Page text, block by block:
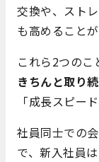
交換や、スト
も高めること
これら2つのこ
きちんと取り
「成長スピー
社員同士での
で、新入社員